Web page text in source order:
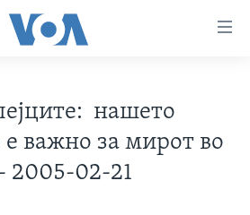
нашето
е важно за мирот во
2005-02-21